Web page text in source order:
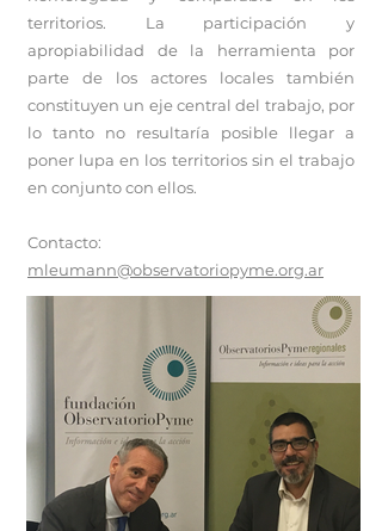
territorios. La participación y
apropiabilidad de la herramienta por
parte de los actores locales también
constituyen un eje central del trabajo, por
lo tanto no resultaría posible llegar a
poner lupa en los territorios sin el trabajo
en conjunto con ellos.
Contacto:
mleumann@observatoriopyme.org.ar